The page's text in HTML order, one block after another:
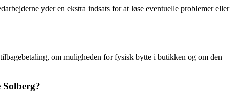
yder en ekstra indsats for at løse eventuelle problemer eller
om muligheden for fysisk bytte i butikken og om den